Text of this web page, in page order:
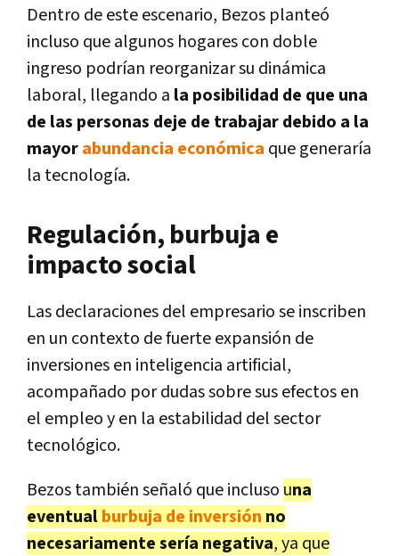
Dentro de este escenario, Bezos planteó
incluso que algunos hogares con doble
ingreso podrían reorganizar su dinámica
laboral, llegando a la posibilidad de que una
de las personas deje de trabajar debido a la
mayorabundancia económica que generaría
la tecnología.
Regulación, burbuja e
impacto social
Las declaraciones del empresario se inscriben
en un contexto de fuerte expansión de
inversiones en inteligencia artificial,
acompañado por dudas sobre sus efectos en
el empleo y en la estabilidad del sector
tecnológico.
Bezos también señaló que incluso una
eventualburbuja de inversión no
necesariamente sería negativa, ya que